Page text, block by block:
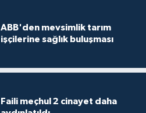
ABB'den mevsimlik tarım
işçilerine sağlık buluşması
Faili meçhul 2 cinayet daha